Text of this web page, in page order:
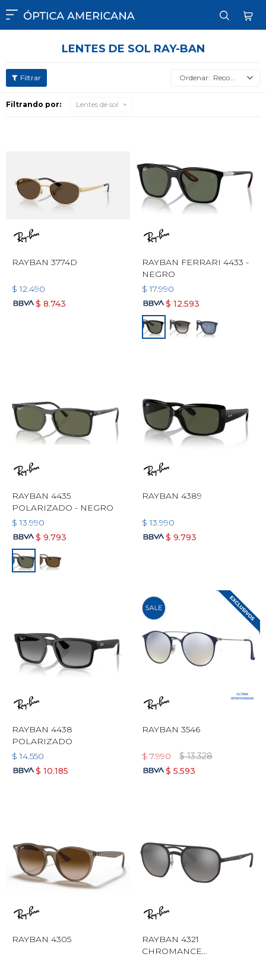

LENTES DE SOL RAY-BAN
Recomendados
Filtrando por: Lentes de sol
RAYBAN 3774D
$ 12.490
$ 8.743
RAYBAN FERRARI 4433 -
NEGRO
$ 17.990
$ 12.593
RAYBAN 4435
POLARIZADO - NEGRO
$ 13.990
$ 9.793
RAYBAN 4389
$ 13.990
$ 9.793
RAYBAN 4438
POLARIZADO
$ 14.550
$ 10.185
RAYBAN 3546
$ 7.990 $ 13.328
$ 5.593
RAYBAN 4305
RAYBAN 4321
CHROMANCE